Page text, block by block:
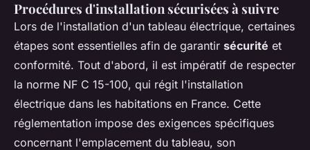
Procédures d'installation sécurisées à suivre
Lors de l'installation d'un tableau électrique, certaines
étapes sont essentielles afin de garantir sécurité et
conformité. Tout d'abord, il est impératif de respecter
la norme NF C 15-100, qui régit l'installation
électrique dans les habitations en France. Cette
réglementation impose des exigences spécifiques
concernant l'emplacement du tableau, son